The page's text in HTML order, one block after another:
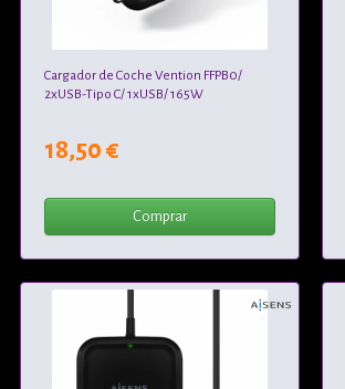
Cargador de Coche Vention FFPB0/
2xUSB-Tipo C/ 1xUSB/ 165W
18,50 €
Comprar